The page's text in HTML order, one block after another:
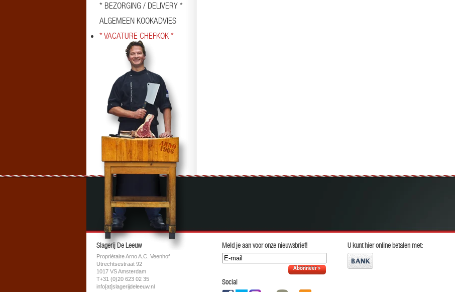
* BEZORGING / DELIVERY *
ALGEMEEN KOOKADVIES
* VACATURE CHEFKOK *
Slagerij De Leeuw
Propriétaire Arno A.C. Veenhof
Utrechtsestraat 92
1017 VS Amsterdam
T+31 (0)20 623 02 35
info[at]slagerijdeleeuw.nl
Meld je aan voor onze nieuwsbrief!
Abonneer »
Social
U kunt hier online betalen met: